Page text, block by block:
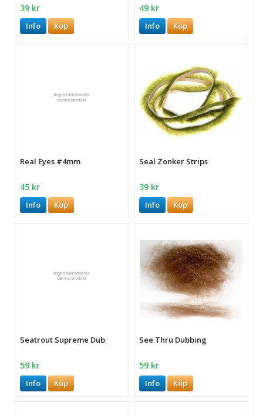
39 kr
Info Köp
49 kr
Info Köp
Real Eyes #4mm
45 kr
Info Köp
Seal Zonker Strips
39 kr
Info Köp
Seatrout Supreme Dub
59 kr
Info Köp
See Thru Dubbing
59 kr
Info Köp